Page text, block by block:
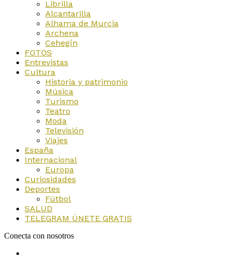
Librilla
Alcantarilla
Alhama de Murcia
Archena
Cehegín
FOTOS
Entrevistas
Cultura
Historia y patrimonio
Música
Turismo
Teatro
Moda
Televisión
Viajes
España
Internacional
Europa
Curiosidades
Deportes
Fútbol
SALUD
TELEGRAM ÚNETE GRATIS
Conecta con nosotros